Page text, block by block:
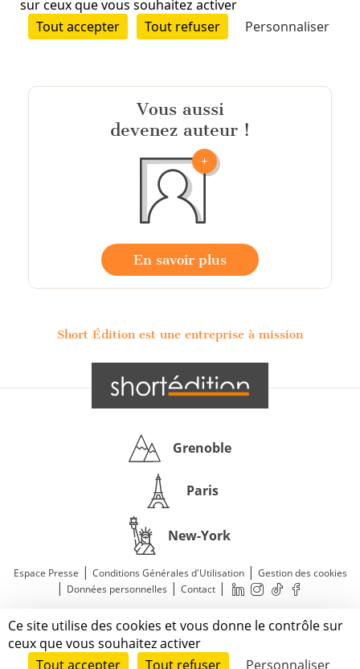
Ce site utilise des cookies et vous donne le contrôle sur
ceux que vous souhaitez activer
Tout accepter
Tout refuser Personnaliser
Vous aussi
devenez auteur !
En savoir plus
Short Édition est une entreprise à mission
Grenoble
Paris
New-York
Espace Presse | Conditions Générales d'Utilisation| Gestion des cookies
| Données personnelles| Contact|
Mentions légales